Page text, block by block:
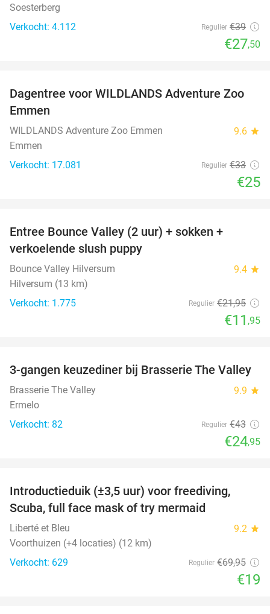
Soesterberg
Verkocht: 4.112
Regulier €39
€27,50
24%
Dagentree voor WILDLANDS Adventure Zoo
Emmen
WILDLANDS Adventure Zoo Emmen 9.6 star
Emmen
Verkocht: 17.081
Regulier €33
€25
Entree Bounce Valley (2 uur) + sokken +
verkoelende slush puppy
Bounce Valley Hilversum 9.4 star
Hilversum (13 km)
Verkocht: 1.775
Regulier €21,95
€11 ,95
42%
3-gangen keuzediner bij Brasserie The Valley
Brasserie The Valley 9.9 star
Ermelo
Verkocht: 82
Regulier €43
€24,95
Introductieduik (±3,5 uur) voor freediving,
Scuba, full face mask of try mermaid
Liberté et Bleu 9.2 star
Voorthuizen (+4 locaties) (12 km)
Verkocht: 629
Regulier €69,95
€19